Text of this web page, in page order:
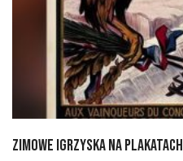
Zimowe Igrzyska na plakatach